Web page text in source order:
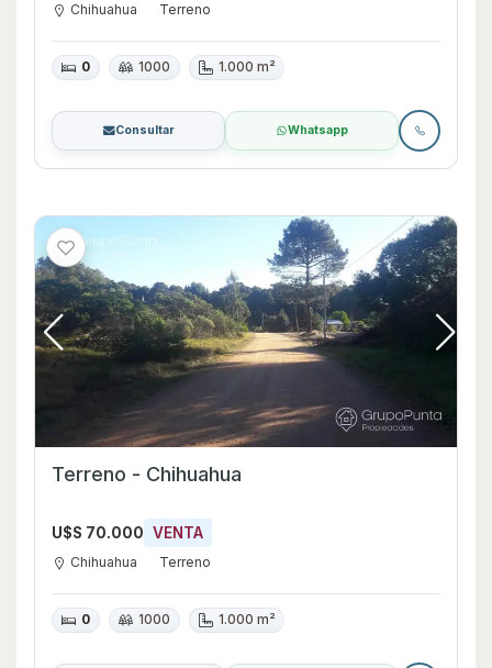
Chihuahua Terreno
0 1000 1.000 m²
Consultar Whatsapp
Terreno - Chihuahua
U$S 70.000 VENTA
Chihuahua Terreno
0 1000 1.000 m²